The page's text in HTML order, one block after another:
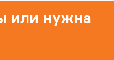
или нужна